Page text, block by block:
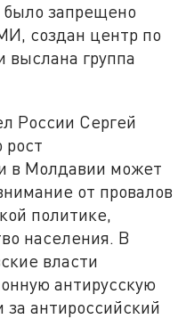
было запрещено
создан центр по
выслана группа
России Сергей
рост
в Молдавии может
от провалов
политике,
населения. В
власти
антирусскую
за антироссийский